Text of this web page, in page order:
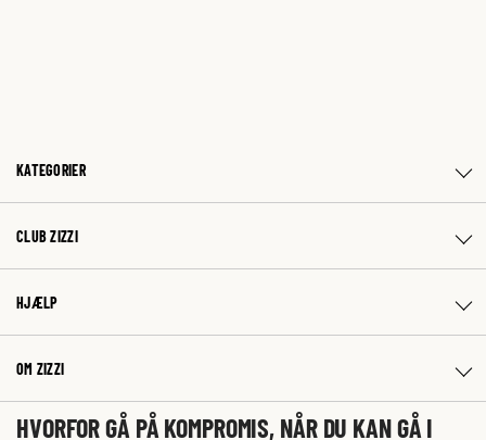
KATEGORIER
CLUB ZIZZI
HJÆLP
OM ZIZZI
HVORFOR GÅ PÅ KOMPROMIS, NÅR DU KAN GÅ I